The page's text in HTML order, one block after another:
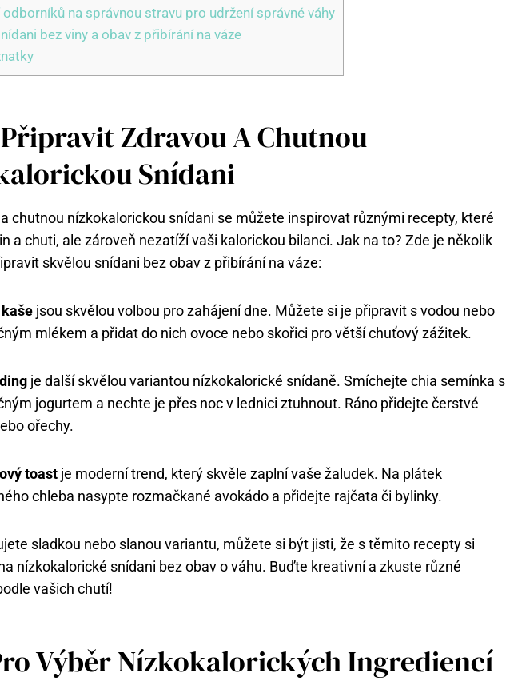
na správnou stravu pro udržení správné váhy
bez viny a obav z přibírání na váze
Zdravou A Chutnou
Snídani
chutnou nízkokalorickou snídani se můžete inspirovat různými recepty, které
a chuti, ale zároveň nezatíží vaši kalorickou bilanci. Jak na to? Zde je několik
skvělou snídani bez obav z přibírání na váze:
jsou skvělou volbou pro zahájení dne. Můžete si je připravit s vodou nebo
mlékem a přidat do nich ovoce nebo skořici pro větší chuťový zážitek.
je další skvělou variantou nízkokalorické snídaně. Smíchejte chia semínka s
jogurtem a nechte je přes noc v lednici ztuhnout. Ráno přidejte čerstvé
ořechy.
toast je moderní trend, který skvěle zaplní vaše žaludek. Na plátek
chleba nasypte rozmačkané avokádo a přidejte rajčata či bylinky.
sladkou nebo slanou variantu, můžete si být jisti, že s těmito recepty si
nízkokalorické snídani bez obav o váhu. Buďte kreativní a zkuste různé
vašich chutí!
Výběr Nízkokalorických Ingrediencí